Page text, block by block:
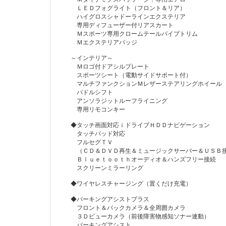
ＬＥＤフォグライト（フロント＆リア）
ハイグロスシャドーラインエクステリア
専用ディフューザー付リアスカート
Ｍスポーツ専用クロームテールパイプトリム
Ｍエクステリアバッジ
～インテリア～
Ｍロゴ付ドアシルプレート
スポーツシート（電動サイドサポート付）
マルチファンクションＭレザーステアリングホイール
パドルシフト
アンソラジットルーフライニング
専用リモコンキー
◆タッチ画面対応ｉドライブＨＤＤナビゲーション
タッチパッド対応
フルセグＴＶ
（ＣＤ＆ＤＶＤ再生＆ミュージックサーバー＆ＵＳＢ
Ｂｌｕｅｔｏｏｔｈオーディオ＆ハンズフリー接続
スクリーンミラーリング
◆ワイヤレスチャージング（置くだけ充電）
◆パーキングアシストプラス
フロント＆バックカメラ＆全周囲カメラ
３Ｄビューカメラ（前後障害物感知ソナー連動）